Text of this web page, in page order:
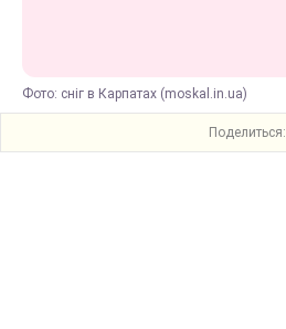
Фото: сніг в Карпатах (moskal.in.ua)
Поделиться: